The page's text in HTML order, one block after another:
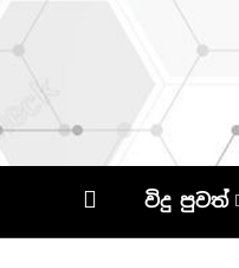
විදු පුවත්